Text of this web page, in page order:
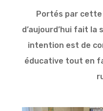
Portés par cette
d’aujourd’hui fait la
intention est de
éducative tout en